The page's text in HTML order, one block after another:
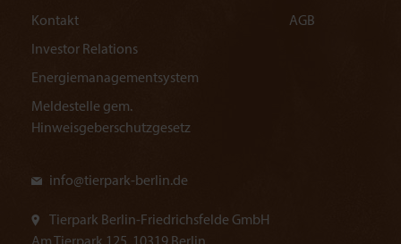
Kontakt
Investor Relations
Energiemanagementsystem
Meldestelle gem.
Hinweisgeberschutzgesetz
AGB
info@tierpark-berlin.de
Tierpark Berlin-Friedrichsfelde GmbH